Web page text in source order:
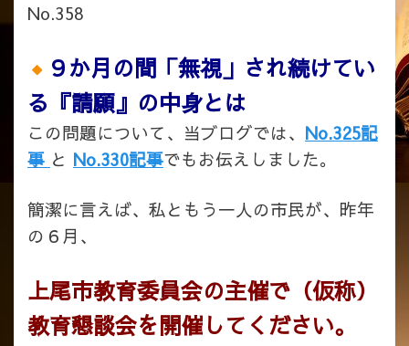
No.358
９か月の間「無視」され続けてい
る『請願』の中身とは
この問題について、当ブログでは、 No.325記
事 と No.330記事でもお伝えしました。
簡潔に言えば、私ともう一人の市民が、昨年
の６月、
上尾市教育委員会の主催で（仮称）
教育懇談会を開催してください。